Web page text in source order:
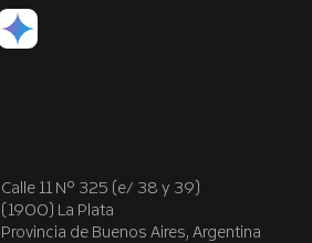
Calle 11 Nº 325 (e/ 38 y 39)
(1900) La Plata
Provincia de Buenos Aires, Argentina